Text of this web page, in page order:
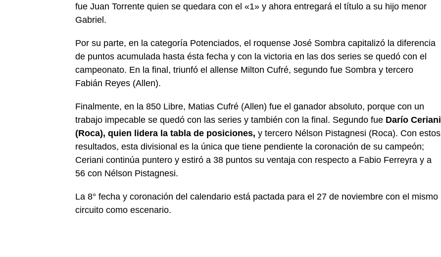
fue Juan Torrente quien se quedara con el «1» y ahora entregará el título a su hijo menor
Gabriel.
Por su parte, en la categoría Potenciados, el roquense José Sombra capitalizó la diferencia
de puntos acumulada hasta ésta fecha y con la victoria en las dos series se quedó con el
campeonato. En la final, triunfó el allense Milton Cufré, segundo fue Sombra y tercero
Fabián Reyes (Allen).
Finalmente, en la 850 Libre, Matias Cufré (Allen) fue el ganador absoluto, porque con un
trabajo impecable se quedó con las series y también con la final. Segundo fue Darío Ceriani
(Roca), quien lidera la tabla de posiciones, y tercero Nélson Pistagnesi (Roca). Con estos
resultados, esta divisional es la única que tiene pendiente la coronación de su campeón;
Ceriani continúa puntero y estiró a 38 puntos su ventaja con respecto a Fabio Ferreyra y a
56 con Nélson Pistagnesi.
La 8° fecha y coronación del calendario está pactada para el 27 de noviembre con el mismo
circuito como escenario.